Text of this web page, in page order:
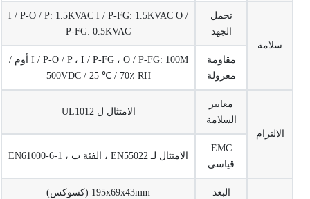
سلامة
تحمل
الجهد
I / P-O / P: 1.5KVAC I / P-FG: 1.5KVAC O /
P-FG: 0.5KVAC
مقاومة
معزولة
I / P-O / P ، I / P-FG ، O / P-FG: 100M أوم /
500VDC / 25 ℃ / 70٪ RH
الالتزام
معايير
السلامة
الامتثال ل UL1012
EMC
قياسي
الامتثال لـ EN55022 ، الفئة ب ، EN61000-6-1
البعد 195x69x43mm (كسوكس)